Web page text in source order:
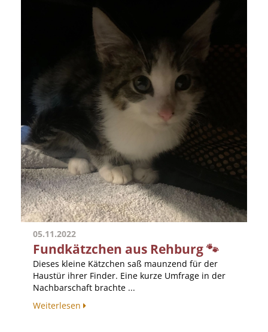
05.11.2022
Fundkätzchen aus Rehburg 🐾
Dieses kleine Kätzchen saß maunzend für der
Haustür ihrer Finder. Eine kurze Umfrage in der
Nachbarschaft brachte ...
Weiterlesen